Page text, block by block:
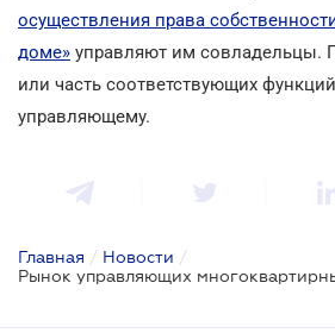
осуществления права
доме» управляют им совладельцы.
или часть соответствующих
управляющему.
Главная / Новости /